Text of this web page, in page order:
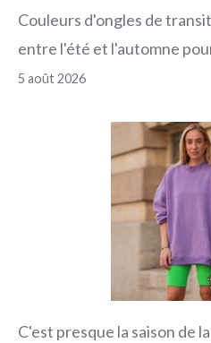
Couleurs d'ongles de
entre l'été et l'automne
5 août 2026
C'est presque la saison de